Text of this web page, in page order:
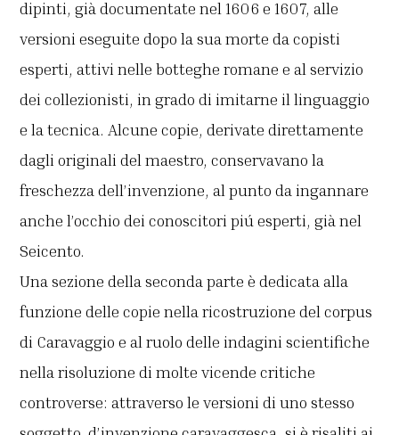
dipinti, già documentate nel 1606 e 1607, alle
versioni eseguite dopo la sua morte da copisti
esperti, attivi nelle botteghe romane e al servizio
dei collezionisti, in grado di imitarne il linguaggio
e la tecnica. Alcune copie, derivate direttamente
dagli originali del maestro, conservavano la
freschezza dell’invenzione, al punto da ingannare
anche l’occhio dei conoscitori piú esperti, già nel
Seicento.
Una sezione della seconda parte è dedicata alla
funzione delle copie nella ricostruzione del corpus
di Caravaggio e al ruolo delle indagini scientifiche
nella risoluzione di molte vicende critiche
controverse: attraverso le versioni di uno stesso